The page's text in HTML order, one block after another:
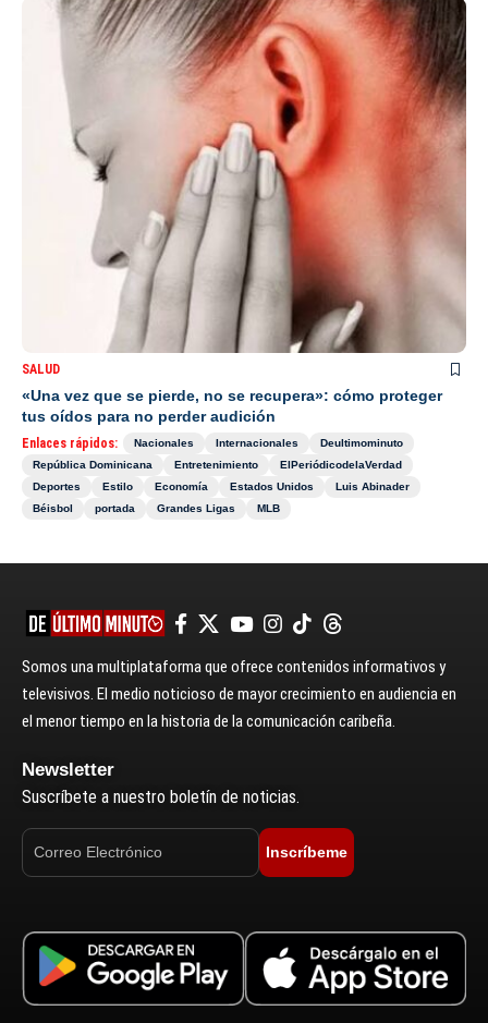
SALUD
«Una vez que se pierde, no se recupera»: cómo proteger
tus oídos para no perder audición
Enlaces rápidos: Nacionales Internacionales
Deultimominuto
República Dominicana
Entretenimiento
ElPeriódicodelaVerdad
Deportes
Estilo Economía Estados Unidos
Luis Abinader
Béisbol
portada Grandes Ligas MLB
Somos una multiplataforma que ofrece contenidos informativos y
televisivos. El medio noticioso de mayor crecimiento en audiencia en
el menor tiempo en la historia de la comunicación caribeña.
Newsletter
Suscríbete a nuestro boletín de noticias.
Inscríbeme